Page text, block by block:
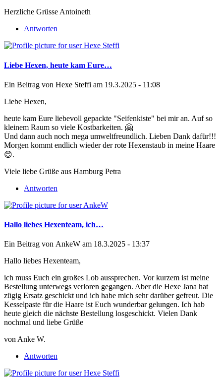
Herzliche Grüsse Antoineth
Antworten
Liebe Hexen, heute kam Eure…
Ein Beitrag von Hexe Steffi am 19.3.2025 - 11:08
Liebe Hexen,
heute kam Eure liebevoll gepackte "Seifenkiste" bei mir an. Auf so
kleinem Raum so viele Kostbarkeiten. 🤗
Und dann auch noch mega umweltfreundlich. Lieben Dank dafür!!!
Morgen kommt endlich wieder der rote Hexenstaub in meine Haare
😊.
Viele liebe Grüße aus Hamburg Petra
Antworten
Hallo liebes Hexenteam, ich…
Ein Beitrag von AnkeW am 18.3.2025 - 13:37
Hallo liebes Hexenteam,
ich muss Euch ein großes Lob aussprechen. Vor kurzem ist meine
Bestellung unterwegs verloren gegangen. Aber die Hexe Jana hat
zügig Ersatz geschickt und ich habe mich sehr darüber gefreut. Die
Kesselpaste für die Haare ist Euch wunderbar gelungen. Ich hab
heute gleich die nächste Bestellung losgeschickt. Vielen Dank
nochmal und liebe Grüße
von Anke W.
Antworten